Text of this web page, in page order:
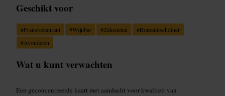
Geschikt voor
#Fransrestaurant #Wijnbar #Zakeneten #Romantischdiner
#Avondeten
Wat u kunt verwachten
Een geconcentreerde kaart met aandacht voor kwaliteit van